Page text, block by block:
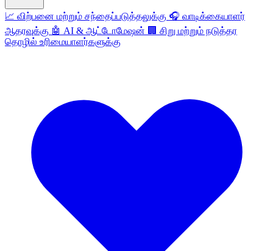
📈 விற்பனை மற்றும் சந்தைப்படுத்தலுக்கு 🎧 வாடிக்கையாளர்
ஆதரவுக்கு 🤖 AI & ஆட்டோமேஷன் 🏢 சிறு மற்றும் நடுத்தர
தொழில் உரிமையாளர்களுக்கு